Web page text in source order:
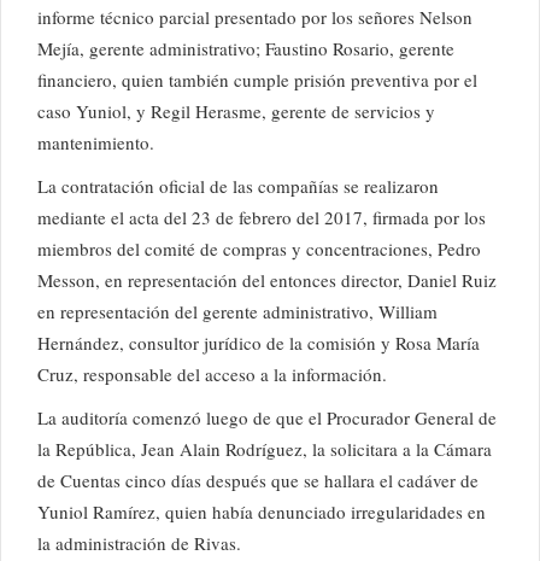
informe técnico parcial presentado por los señores Nelson
Mejía, gerente administrativo; Faustino Rosario, gerente
financiero, quien también cumple prisión preventiva por el
caso Yuniol, y Regil Herasme, gerente de servicios y
mantenimiento.
La contratación oficial de las compañías se realizaron
mediante el acta del 23 de febrero del 2017, firmada por los
miembros del comité de compras y concentraciones, Pedro
Messon, en representación del entonces director, Daniel Ruiz
en representación del gerente administrativo, William
Hernández, consultor jurídico de la comisión y Rosa María
Cruz, responsable del acceso a la información.
La auditoría comenzó luego de que el Procurador General de
la República, Jean Alain Rodríguez, la solicitara a la Cámara
de Cuentas cinco días después que se hallara el cadáver de
Yuniol Ramírez, quien había denunciado irregularidades en
la administración de Rivas.